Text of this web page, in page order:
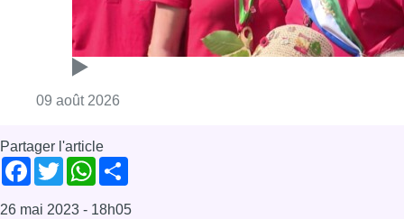
09 août 2026
Partager l'article
Facebook
TwitterWhatsApp
26 mai 2023 - 18h05